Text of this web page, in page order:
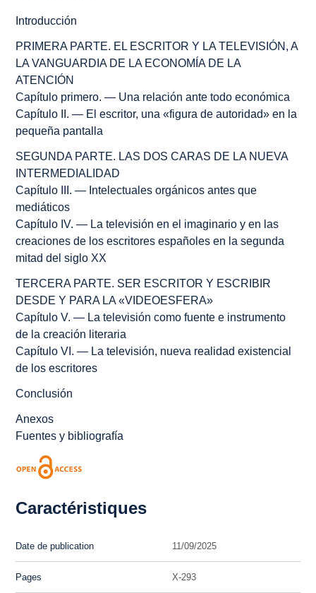
Introducción
PRIMERA PARTE. EL ESCRITOR Y LA TELEVISIÓN, A
LA VANGUARDIA DE LA ECONOMÍA DE LA
ATENCIÓN
Capítulo primero. — Una relación ante todo económica
Capítulo II. — El escritor, una «figura de autoridad» en la
pequeña pantalla
SEGUNDA PARTE. LAS DOS CARAS DE LA NUEVA
INTERMEDIALIDAD
Capítulo III. — Intelectuales orgánicos antes que
mediáticos
Capítulo IV. — La televisión en el imaginario y en las
creaciones de los escritores españoles en la segunda
mitad del siglo XX
TERCERA PARTE. SER ESCRITOR Y ESCRIBIR
DESDE Y PARA LA «VIDEOESFERA»
Capítulo V. — La televisión como fuente e instrumento
de la creación literaria
Capítulo VI. — La televisión, nueva realidad existencial
de los escritores
Conclusión
Anexos
Fuentes y bibliografía
Caractéristiques
Date de publication 11/09/2025
Pages X-293